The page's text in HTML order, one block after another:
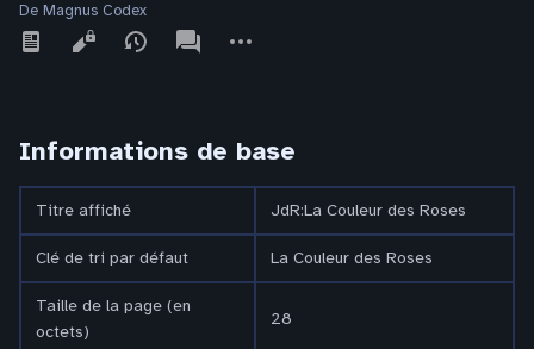
De Magnus Codex
Affichages
associated-
pages
actions
Informations de base
Titre affiché JdR:La Couleur des Roses
Clé de tri par défaut La Couleur des Roses
Taille de la page (en
octets)
28